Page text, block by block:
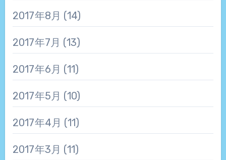
2017年8月 (14)
2017年7月 (13)
2017年6月 (11)
2017年5月 (10)
2017年4月 (11)
2017年3月 (11)